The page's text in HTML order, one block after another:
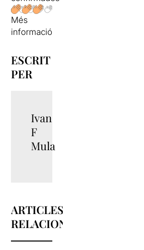
Més
informació
ESCRIT
PER
Ivan
F
Mula
ARTICLES
RELACIONATS